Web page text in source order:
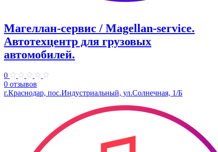
Магеллан-сервис / Magellan-service.
Автотехцентр для грузовых
автомобилей.
0
0 отзывов
г.Краснодар, пос.Индустриальный, ул.Солнечная, 1/Б